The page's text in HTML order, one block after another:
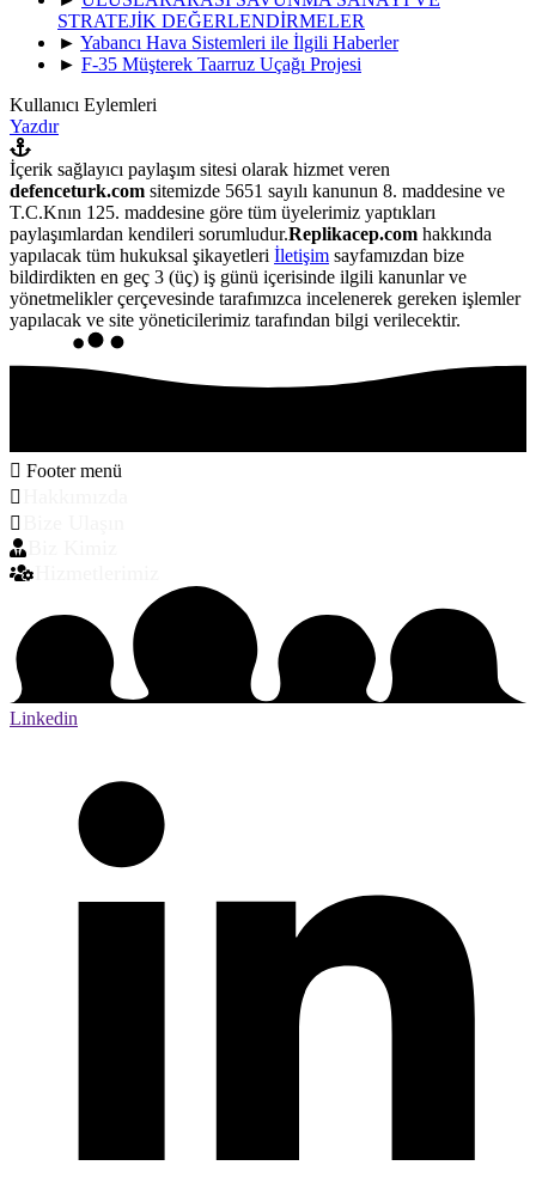
STRATEJİK DEĞERLENDİRMELER
► Yabancı Hava Sistemleri ile İlgili Haberler
► F-35 Müşterek Taarruz Uçağı Projesi
Kullanıcı Eylemleri
Yazdır
İçerik sağlayıcı paylaşım sitesi olarak hizmet veren
defenceturk.com sitemizde 5651 sayılı kanunun 8. maddesine ve
T.C.Knın 125. maddesine göre tüm üyelerimiz yaptıkları
paylaşımlardan kendileri sorumludur.Replikacep.com hakkında
yapılacak tüm hukuksal şikayetleri İletişim sayfamızdan bize
bildirdikten en geç 3 (üç) iş günü içerisinde ilgili kanunlar ve
yönetmelikler çerçevesinde tarafımızca incelenerek gereken işlemler
yapılacak ve site yöneticilerimiz tarafından bilgi verilecektir.
Footer menü
Linkedin